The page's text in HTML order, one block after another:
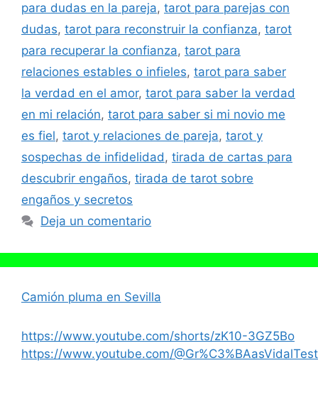
para dudas en la pareja, tarot para parejas con
dudas, tarot para reconstruir la confianza, tarot
para recuperar la confianza, tarot para
relaciones estables o infieles, tarot para saber
la verdad en el amor, tarot para saber la verdad
en mi relación, tarot para saber si mi novio me
es fiel, tarot y relaciones de pareja, tarot y
sospechas de infidelidad, tirada de cartas para
descubrir engaños, tirada de tarot sobre
engaños y secretos
Deja un comentario
Camión pluma en Sevilla
https://www.youtube.com/shorts/zK10-3GZ5Bo
https://www.youtube.com/